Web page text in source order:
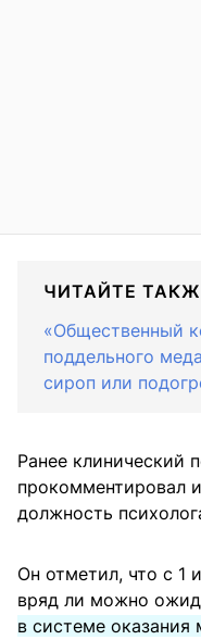
ЧИТАЙТЕ
«Общественный
поддельного
сироп или
Ранее клинический
прокомментировал
должность
Он отметил, что с 1
вряд ли можно
в системе